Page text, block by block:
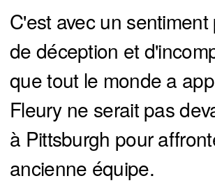
C'est avec un
de déception et
que tout le monde a
Fleury ne serait pas
à Pittsburgh pour
ancienne équipe.